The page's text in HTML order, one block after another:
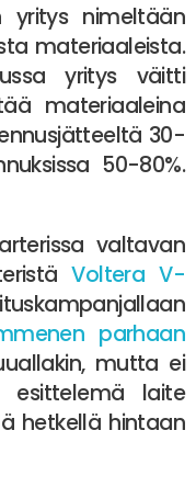
yritys nimeltään
materiaaleista.
yritys väitti
materiaaleina
30-
50-80%.
valtavan
Voltera V-
parhaan
mutta ei
esittelemä laite
hetkellä hintaan